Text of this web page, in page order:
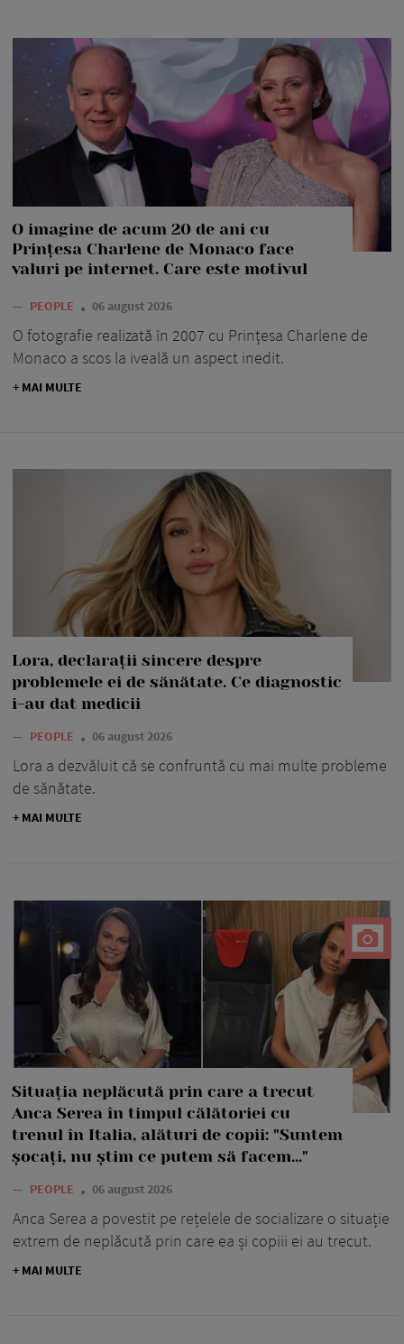
O imagine de acum 20 de ani cu
Prințesa Charlene de Monaco face
valuri pe internet. Care este motivul
— PEOPLE 06 august 2026
O fotografie realizată în 2007 cu Prințesa Charlene de
Monaco a scos la iveală un aspect inedit.
+ MAI MULTE
Lora, declarații sincere despre
problemele ei de sănătate. Ce diagnostic
i-au dat medicii
— PEOPLE 06 august 2026
Lora a dezvăluit că se confruntă cu mai multe probleme
de sănătate.
+ MAI MULTE
Situația neplăcută prin care a trecut
Anca Serea în timpul călătoriei cu
trenul în Italia, alături de copii: "Suntem
șocați, nu știm ce putem să facem..."
— PEOPLE 06 august 2026
Anca Serea a povestit pe rețelele de socializare o situație
extrem de neplăcută prin care ea și copiii ei au trecut.
+ MAI MULTE